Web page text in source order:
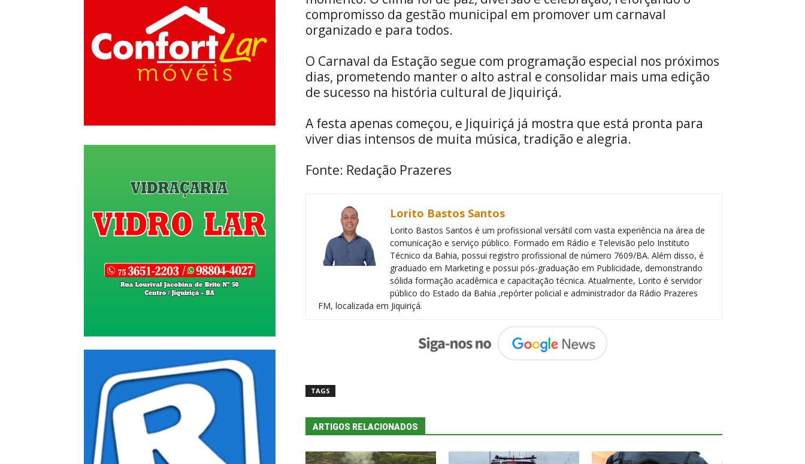
compromisso da gestão municipal em promover um carnaval
organizado e para todos.
O Carnaval da Estação segue com programação especial nos próximos
dias, prometendo manter o alto astral e consolidar mais uma edição
de sucesso na história cultural de Jiquiriçá.
A festa apenas começou, e Jiquiriçá já mostra que está pronta para
viver dias intensos de muita música, tradição e alegria.
Fonte: Redação Prazeres
Lorito Bastos Santos
Lorito Bastos Santos é um profissional versátil com vasta experiência na área de
comunicação e serviço público. Formado em Rádio e Televisão pelo Instituto
Técnico da Bahia, possui registro profissional de número 7609/BA. Além disso, é
graduado em Marketing e possui pós-graduação em Publicidade, demonstrando
sólida formação acadêmica e capacitação técnica. Atualmente, Lorito é servidor
público do Estado da Bahia ,repórter policial e administrador da Rádio Prazeres
FM, localizada em Jiquiriçá.
TAGS
ARTIGOS RELACIONADOS